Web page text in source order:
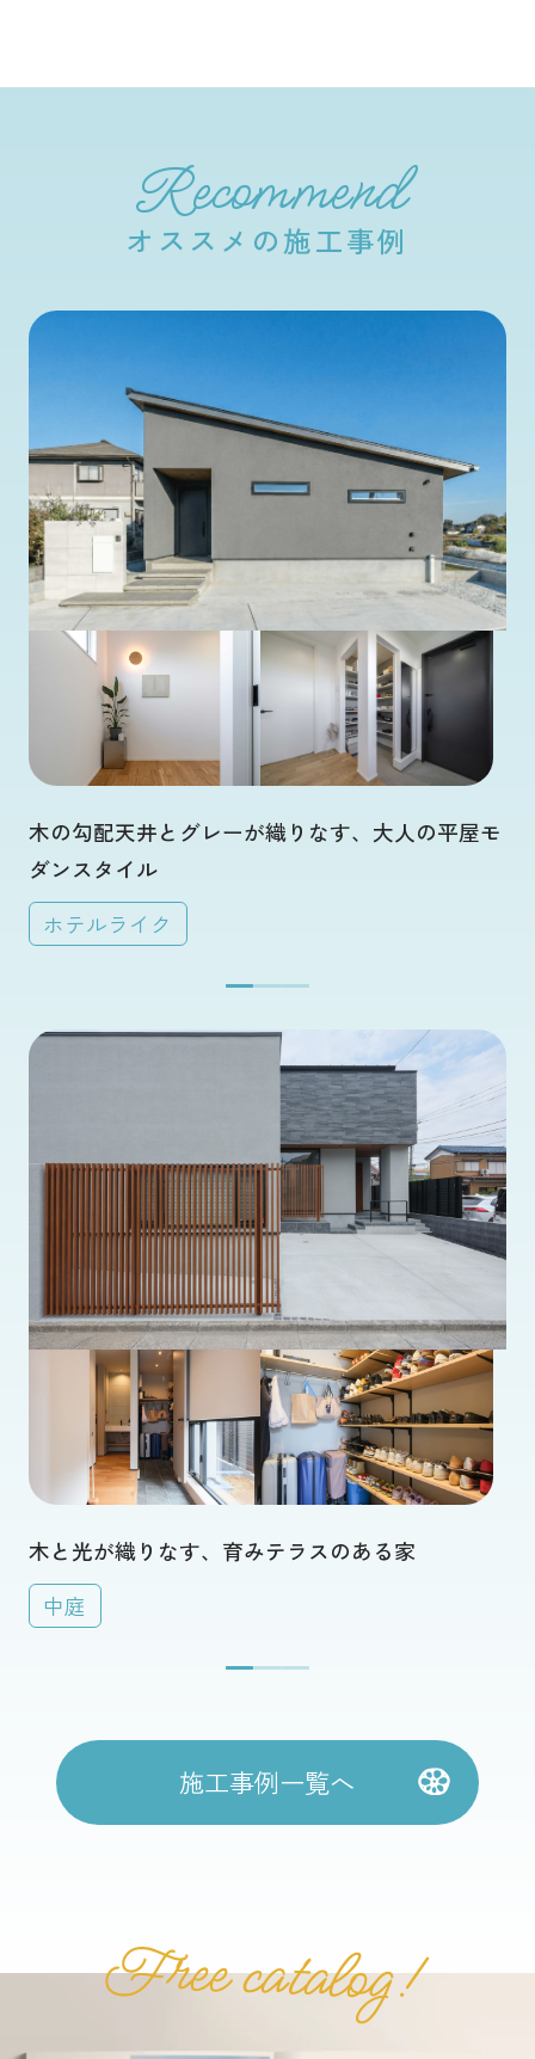
Recommend
オススメの施工事例
木の勾配天井とグレーが織りなす、大人の平屋モ
ダンスタイル
ホテルライク
木と光が織りなす、育みテラスのある家
中庭
施工事例一覧へ